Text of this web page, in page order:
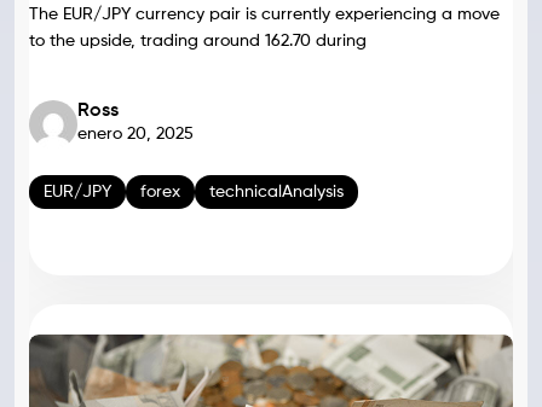
The EUR/JPY currency pair is currently experiencing a move
to the upside, trading around 162.70 during
Ross
enero 20, 2025
EUR/JPY forex technicalAnalysis